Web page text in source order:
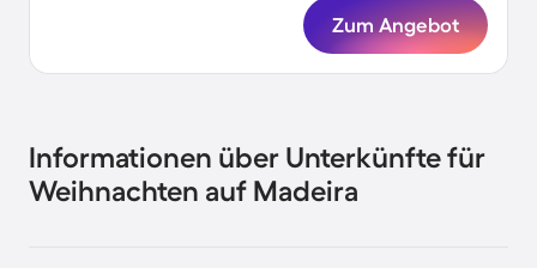
Zum Angebot
Informationen über Unterkünfte für
Weihnachten auf Madeira